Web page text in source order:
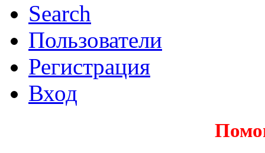
Search
Пользователи
Регистрация
Вход